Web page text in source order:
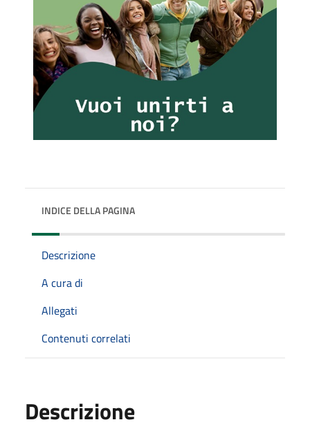
INDICE DELLA PAGINA
Descrizione
A cura di
Allegati
Contenuti correlati
Descrizione